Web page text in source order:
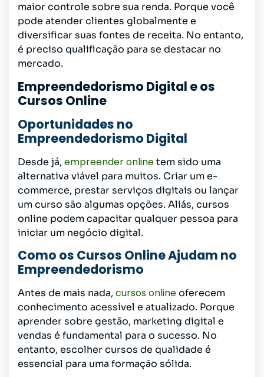
maior controle sobre sua renda. Porque você
pode atender clientes globalmente e
diversificar suas fontes de receita. No entanto,
é preciso qualificação para se destacar no
mercado.
Empreendedorismo Digital e os
Cursos Online
Oportunidades no
Empreendedorismo Digital
Desde já, empreender onlinetem sido uma
alternativa viável para muitos. Criar um e-
commerce, prestar serviços digitais ou lançar
um curso são algumas opções. Aliás, cursos
online podem capacitar qualquer pessoa para
iniciar um negócio digital.
Como os Cursos Online Ajudam no
Empreendedorismo
Antes de mais nada, cursos onlineoferecem
conhecimento acessível e atualizado. Porque
aprender sobre gestão, marketing digital e
vendas é fundamental para o sucesso. No
entanto, escolher cursos de qualidade é
essencial para uma formação sólida.